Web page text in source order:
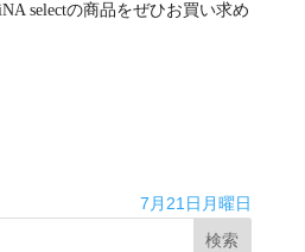
selectの商品をぜひお買い求め
7月21日月曜日
検索